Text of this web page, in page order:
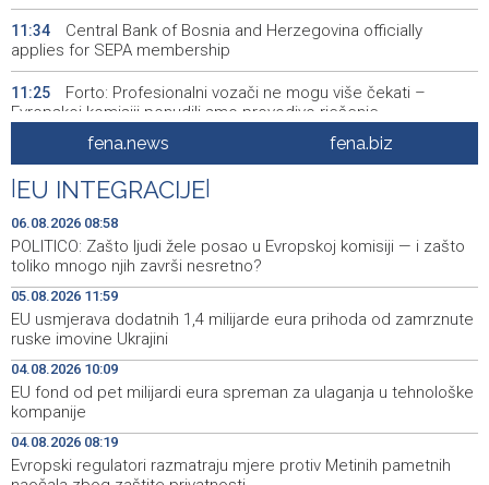
11:34
Central Bank of Bosnia and Herzegovina officially
applies for SEPA membership
11:25
Forto: Profesionalni vozači ne mogu više čekati –
Evropskoj komisiji ponudili smo provodivo rješenje
Misija OSCE u BiH - Novinari moraju imati mogućnost da
svoj posao obavljaju slobodno i sigurno
11:18
U BiH nema slučajeva ciklosporijaze, epidemija i dalje
traje u SAD-u
Ulysses obilježava završetak "Kralja Leara" nakon 26
sezona
11:07
Sjeverna Koreja ispalila neidentifikovani projektil prema
moru
11:00
Sunčano i vruće narednih dana, u popodnevnim
satima izgledni lokalni pljuskovi
10:48
Dvije bivše iranske nogometašice 'ponosne' na
fena.news fena.biz
EU INTEGRACIJE
06.08.2026 08:58
POLITICO: Zašto ljudi žele posao u Evropskoj komisiji — i zašto
toliko mnogo njih završi nesretno?
05.08.2026 11:59
EU usmjerava dodatnih 1,4 milijarde eura prihoda od zamrznute
ruske imovine Ukrajini
04.08.2026 10:09
EU fond od pet milijardi eura spreman za ulaganja u tehnološke
kompanije
04.08.2026 08:19
Evropski regulatori razmatraju mjere protiv Metinih pametnih